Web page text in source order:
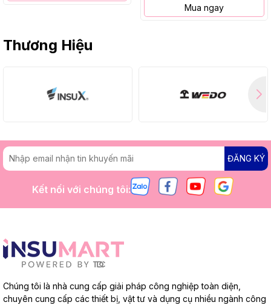
Mua ngay
Thương Hiệu
ĐĂNG KÝ
Kết nối với chúng tôi:
Chúng tôi là nhà cung cấp giải pháp công nghiệp toàn diện,
chuyên cung cấp các thiết bị, vật tư và dụng cụ nhiều ngành công